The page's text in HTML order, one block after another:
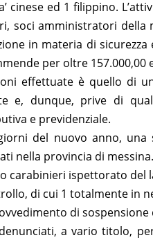
cinese ed 1 filippino.
soci amministratori della
in materia di
per oltre
effettuate è quello di
e, dunque, prive di
e previdenziale.
del nuovo anno, una
nella provincia di messina.
carabinieri ispettorato
di cui 1 totalmente in
di sospensione
a vario titolo,